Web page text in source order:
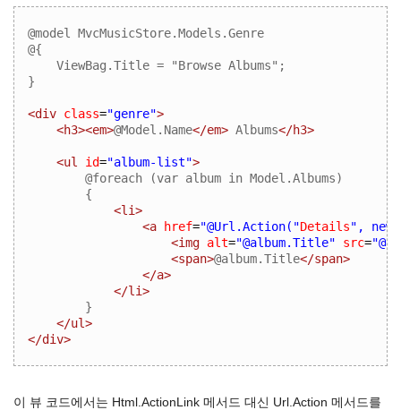
@model MvcMusicStore.Models.Genre
@{
    ViewBag.Title = "Browse Albums";
}
<div class="genre">
<h3><em>@Model.Name</em> Albums</h3>
<ul id="album-list">
@foreach (var album in Model.Albums)
{
<li>
<a
href="@Url.Action("Details", new
<img alt="@album.Title" src=
<span>@album.Title</span>
</a>
</li>
}
</ul>
</div>
이 뷰 코드에서는 Html.ActionLink 메서드 대신 Url.Action 메서드를